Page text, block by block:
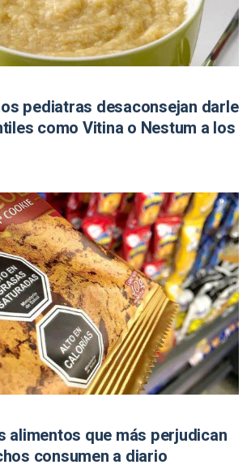
pediatras desaconsejan darle
como Vitina o Nestum a los
alimentos que más perjudican
consumen a diario